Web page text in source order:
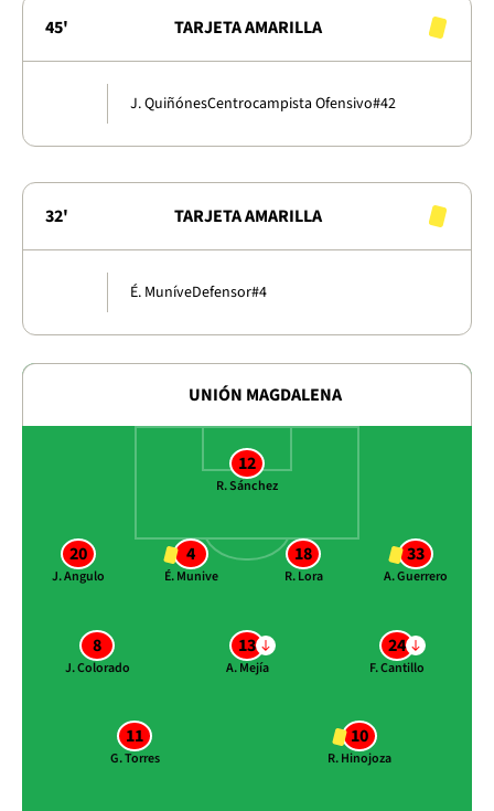
45' TARJETA AMARILLA
J. QuiñónesCentrocampista Ofensivo#42
32' TARJETA AMARILLA
É. MuníveDefensor#4
UNIÓN MAGDALENA
12
R. Sánchez
20
J. Angulo
4
É. Munive
18
R. Lora
33
A. Guerrero
8
J. Colorado
13
A. Mejía
24
F. Cantillo
11
G. Torres
10
R. Hinojoza